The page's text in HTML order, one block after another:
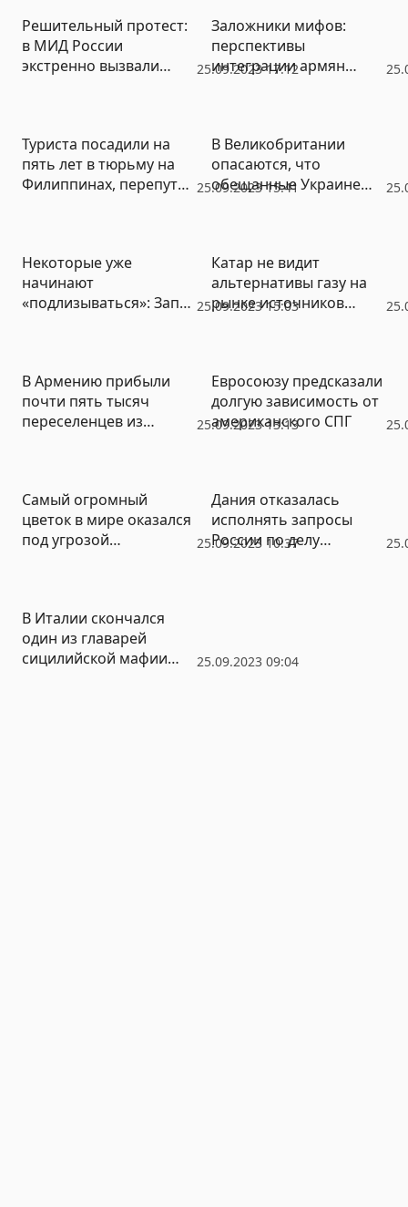
25.09.2023 17:12
Решительный протест:
в МИД России
экстренно вызвали
Заложники мифов:
перспективы
интеграции армян
25.09.2023 15:41
Туриста посадили на
пять лет в тюрьму на
Филиппинах, перепутав
В Великобритании
опасаются, что
обещанные Украине
25.09.2023 15:03
Некоторые уже
начинают
«подлизываться»: Запад
Катар не видит
альтернативы газу на
рынке источников
25.09.2023 13:13
В Армению прибыли
почти пять тысяч
переселенцев из
Евросоюзу предсказали
долгую зависимость от
американского СПГ
25.09.2023 10:37
Самый огромный
цветок в мире оказался
под угрозой
Дания отказалась
исполнять запросы
России по делу
25.09.2023 09:04
В Италии скончался
один из главарей
сицилийской мафии